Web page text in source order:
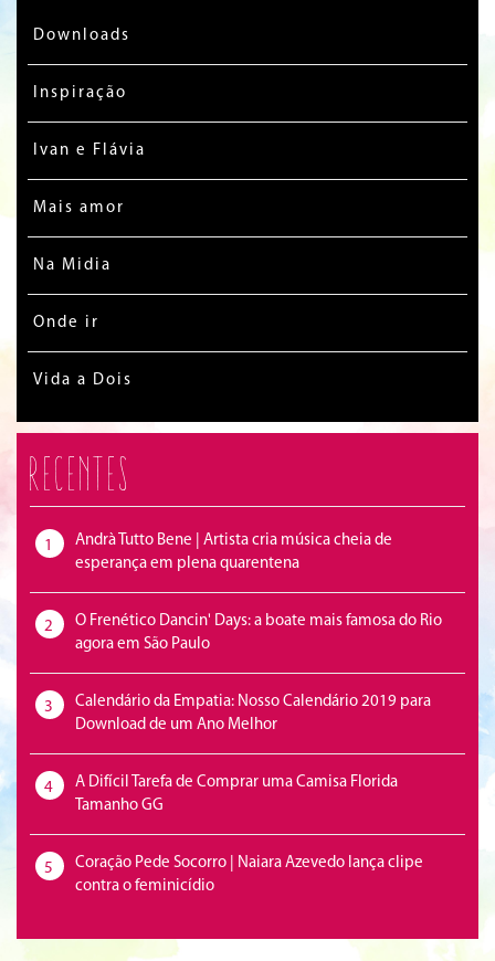
Downloads
Inspiração
Ivan e Flávia
Mais amor
Na Midia
Onde ir
Vida a Dois
Recentes
1
Andrà Tutto Bene | Artista cria música cheia de
esperança em plena quarentena
2
O Frenético Dancin' Days: a boate mais famosa do Rio
agora em São Paulo
3
Calendário da Empatia: Nosso Calendário 2019 para
Download de um Ano Melhor
4
A Difícil Tarefa de Comprar uma Camisa Florida
Tamanho GG
5
Coração Pede Socorro | Naiara Azevedo lança clipe
contra o feminicídio